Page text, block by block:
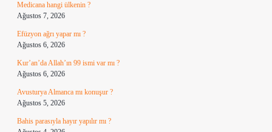
Medicana hangi ülkenin ?
Ağustos 7, 2026
Efüzyon ağrı yapar mı ?
Ağustos 6, 2026
Kur’an’da Allah’ın 99 ismi var mı ?
Ağustos 6, 2026
Avusturya Almanca mı konuşur ?
Ağustos 5, 2026
Bahis parasıyla hayır yapılır mı ?